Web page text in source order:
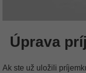
Úprava
Ak ste už uložili